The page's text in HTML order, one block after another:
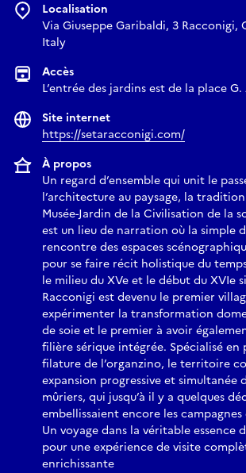
Localisation
Via Giuseppe Garibaldi, 3 Racconigi,
Italy
Accès
L’entrée des jardins est de la place G.
Site internet
https://setaracconigi.com/
À propos
Un regard d’ensemble qui unit le
l’architecture au paysage, la
Musée-Jardin de la Civilisation de la
est un lieu de narration où la simple
rencontre des espaces
pour se faire récit holistique du
le milieu du XVe et le début du XVIe
Racconigi est devenu le premier
expérimenter la transformation
de soie et le premier à avoir
filière sérique intégrée. Spécialisé en
filature de l’organzino, le territoire
expansion progressive et simultanée
mûriers, qui jusqu’à il y a quelques
embellissaient encore les
Un voyage dans la véritable essence
pour une expérience de visite
enrichissante